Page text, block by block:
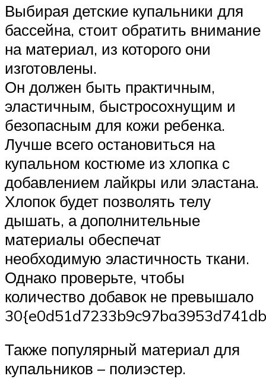
Выбирая детские купальники для
бассейна, стоит обратить внимание
на материал, из которого они
изготовлены.
Он должен быть практичным,
эластичным, быстросохнущим и
безопасным для кожи ребенка.
Лучше всего остановиться на
купальном костюме из хлопка с
добавлением лайкры или эластана.
Хлопок будет позволять телу
дышать, а дополнительные
материалы обеспечат
необходимую эластичность ткани.
Однако проверьте, чтобы
количество добавок не превышало
Также популярный материал для
купальников – полиэстер.